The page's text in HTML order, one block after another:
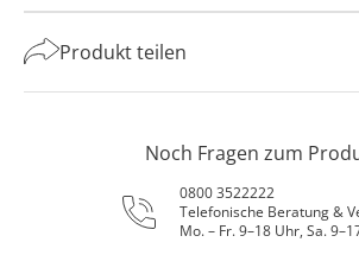
Produkt teilen
Noch Fragen zum
0800 3522222
Telefonische Beratung &
Mo. – Fr. 9–18 Uhr, Sa.